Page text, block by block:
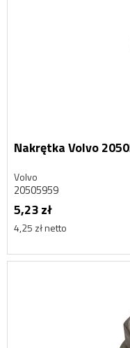
Nakrętka Volvo
Volvo
20505959
5,23 zł
4,25 zł netto